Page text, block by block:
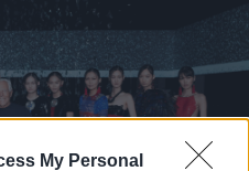
My Personal